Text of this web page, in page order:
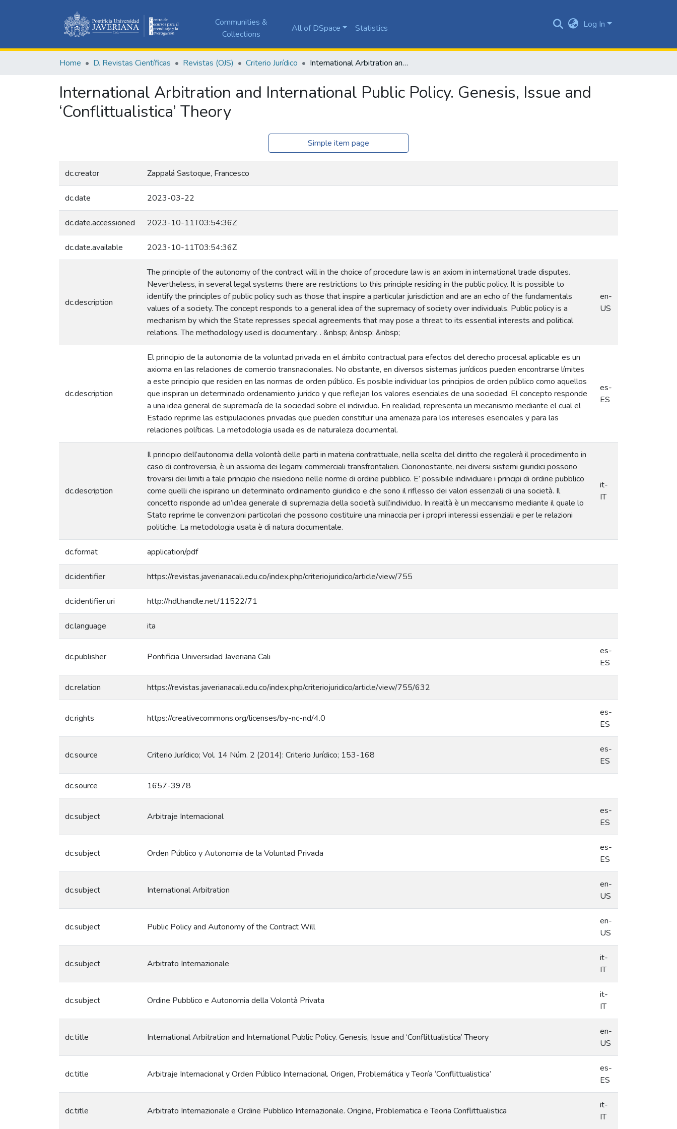
Communities &
Collections
All of DSpace Statistics Log In
Home D. Revistas Científicas Revistas (OJS) Criterio Jurídico International Arbitration and International Public Policy. Genesis, Issue and ‘Conflittualistica’ Theory
International Arbitration and International Public Policy. Genesis, Issue and
‘Conflittualistica’ Theory
Simple item page
dc.creator Zappalá Sastoque, Francesco
dc.date 2023-03-22
dc.date.accessioned 2023-10-11T03:54:36Z
dc.date.available 2023-10-11T03:54:36Z
dc.description
The principle of the autonomy of the contract will in the choice of procedure law is an axiom in international trade disputes.
Nevertheless, in several legal systems there are restrictions to this principle residing in the public policy. It is possible to
identify the principles of public policy such as those that inspire a particular jurisdiction and are an echo of the fundamentals
values of a society. The concept responds to a general idea of the supremacy of society over individuals. Public policy is a
mechanism by which the State represses special agreements that may pose a threat to its essential interests and political
relations. The methodology used is documentary. . &nbsp; &nbsp; &nbsp;
en-
US
dc.description
El principio de la autonomia de la voluntad privada en el ámbito contractual para efectos del derecho procesal aplicable es un
axioma en las relaciones de comercio transnacionales. No obstante, en diversos sistemas jurídicos pueden encontrarse límites
a este principio que residen en las normas de orden público. Es posible individuar los principios de orden público como aquellos
que inspiran un determinado ordenamiento juridco y que reflejan los valores esenciales de una sociedad. El concepto responde
a una idea general de supremacía de la sociedad sobre el individuo. En realidad, representa un mecanismo mediante el cual el
Estado reprime las estipulaciones privadas que pueden constituir una amenaza para los intereses esenciales y para las
relaciones políticas. La metodologia usada es de naturaleza documental.
es-
ES
dc.description
Il principio dell’autonomia della volontà delle parti in materia contrattuale, nella scelta del diritto che regolerà il procedimento in
caso di controversia, è un assioma dei legami commerciali transfrontalieri. Ciononostante, nei diversi sistemi giuridici possono
trovarsi dei limiti a tale principio che risiedono nelle norme di ordine pubblico. E’ possibile individuare i principi di ordine pubblico
come quelli che ispirano un determinato ordinamento giuridico e che sono il riflesso dei valori essenziali di una società. Il
concetto risponde ad un’idea generale di supremazia della società sull’individuo. In realtà è un meccanismo mediante il quale lo
Stato reprime le convenzioni particolari che possono costituire una minaccia per i propri interessi essenziali e per le relazioni
politiche. La metodologia usata è di natura documentale.
it-
IT
dc.format application/pdf
dc.identifier https://revistas.javerianacali.edu.co/index.php/criteriojuridico/article/view/755
dc.identifier.uri http://hdl.handle.net/11522/71
dc.language ita
dc.publisher Pontificia Universidad Javeriana Cali
es-
ES
dc.relation https://revistas.javerianacali.edu.co/index.php/criteriojuridico/article/view/755/632
dc.rights https://creativecommons.org/licenses/by-nc-nd/4.0
es-
ES
dc.source Criterio Jurídico; Vol. 14 Núm. 2 (2014): Criterio Jurídico; 153-168
es-
ES
dc.source 1657-3978
dc.subject Arbitraje Internacional
es-
ES
dc.subject Orden Público y Autonomia de la Voluntad Privada
es-
ES
dc.subject International Arbitration
en-
US
dc.subject Public Policy and Autonomy of the Contract Will
en-
US
dc.subject Arbitrato Internazionale
it-
IT
dc.subject Ordine Pubblico e Autonomia della Volontà Privata
it-
IT
dc.title International Arbitration and International Public Policy. Genesis, Issue and ‘Conflittualistica’ Theory
en-
US
dc.title Arbitraje Internacional y Orden Público Internacional. Origen, Problemática y Teoría ‘Conflittualistica’
es-
ES
dc.title Arbitrato Internazionale e Ordine Pubblico Internazionale. Origine, Problematica e Teoria Conflittualistica
it-
IT